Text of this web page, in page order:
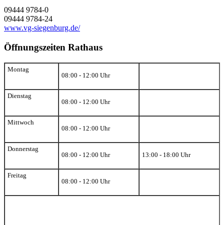
09444 9784-0
09444 9784-24
www.vg-siegenburg.de/
Öffnungszeiten Rathaus
Montag
08:00 - 12:00 Uhr
Dienstag
08:00 - 12:00 Uhr
Mittwoch
08:00 - 12:00 Uhr
Donnerstag
08:00 - 12:00 Uhr
13:00 - 18:00 Uhr
Freitag
08:00 - 12:00 Uhr